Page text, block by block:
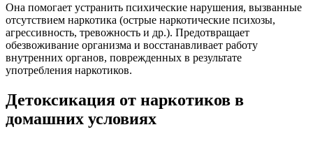
Она помогает устранить психические нарушения, вызванные
отсутствием наркотика (острые наркотические психозы,
агрессивность, тревожность и др.). Предотвращает
обезвоживание организма и восстанавливает работу
внутренних органов, поврежденных в результате
употребления наркотиков.
Детоксикация от наркотиков в
домашних условиях